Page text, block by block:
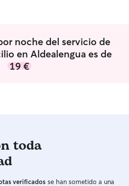
noche del servicio de
en Aldealengua es de
19 €
toda
verificados se han sometido a una